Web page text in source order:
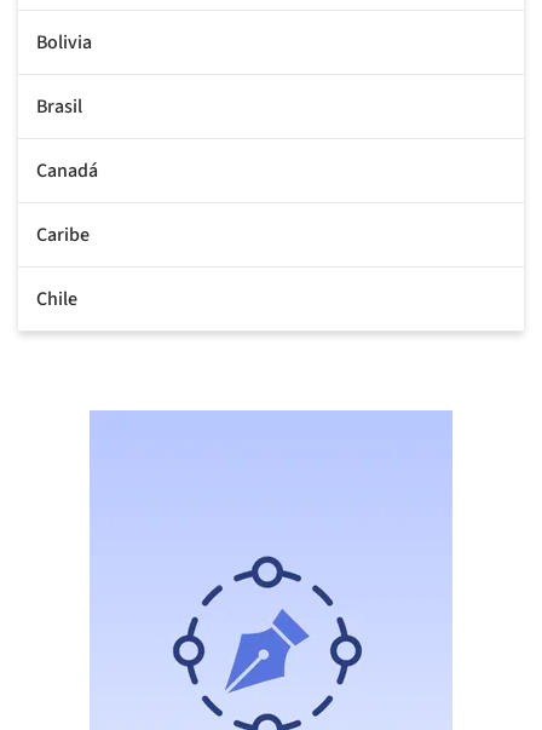
Bolivia
Brasil
Canadá
Caribe
Chile